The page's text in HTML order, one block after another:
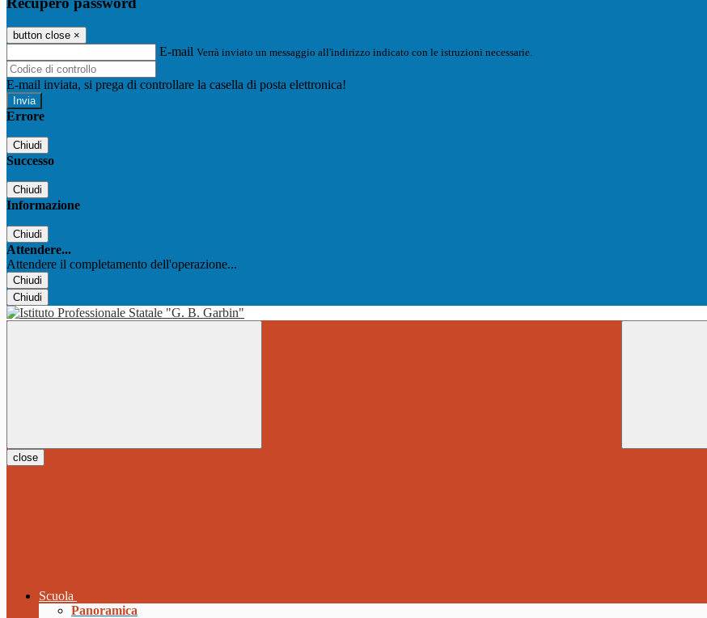
button close ×
E-mail Verrà inviato un messaggio all'indirizzo indicato con le istruzioni necessarie.
E-mail inviata, si prega di controllare la casella di posta elettronica!
Errore
Chiudi
Successo
Chiudi
Informazione
Chiudi
Attendere...
Attendere il completamento dell'operazione...
Chiudi
Chiudi
close
Scuola
Panoramica